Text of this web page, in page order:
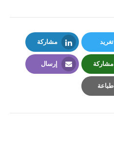
تغريد
Twitter
مشاركة
LinkedIn
مشاركة
Whatsapp
إرسال
طباعة